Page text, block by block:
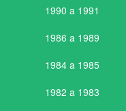
1990 a 1991
1986 a 1989
1984 a 1985
1982 a 1983